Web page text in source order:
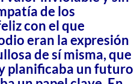
de los
con el que
eran la expresión
de sí misma, que
planificaba un futuro